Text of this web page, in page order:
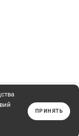
ПРИНЯТЬ
+74959759095
Обратный звонок